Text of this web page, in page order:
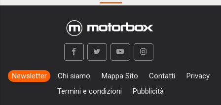
Newsletter Chi siamo Mappa Sito Contatti
Privacy
Termini e condizioni
Pubblicità